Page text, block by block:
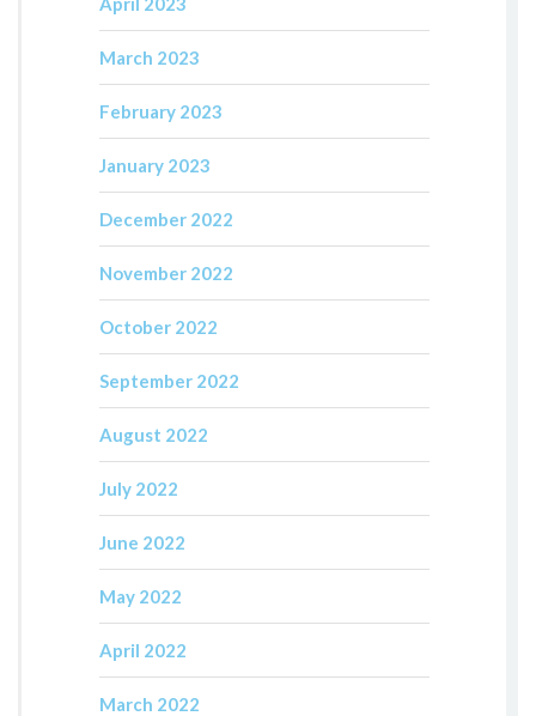
March 2023
February 2023
January 2023
December 2022
November 2022
October 2022
September 2022
August 2022
July 2022
June 2022
May 2022
April 2022
March 2022